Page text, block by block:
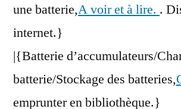
une batterie,A voir et à lire. .
internet.}
|{Batterie d’accumulateurs/
batterie/Stockage des batteries,
emprunter en bibliothèque.}